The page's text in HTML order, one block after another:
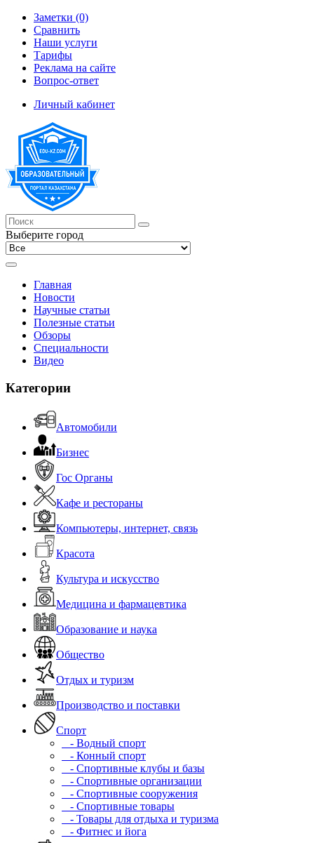
Заметки (0)
Сравнить
Наши услуги
Тарифы
Реклама на сайте
Вопрос-ответ
Личный кабинет
Выберите город
Главная
Новости
Научные статьи
Полезные статьи
Обзоры
Специальности
Видео
Категории
Автомобили
Бизнес
Гос Органы
Кафе и рестораны
Компьютеры, интернет, связь
Красота
Культура и искусство
Медицина и фармацевтика
Образование и наука
Общество
Отдых и туризм
Производство и поставки
Спорт
- Водный спорт
- Конный спорт
- Спортивные клубы и базы
- Спортивные организации
- Спортивные сооружения
- Спортивные товары
- Товары для отдыха и туризма
- Фитнес и йога